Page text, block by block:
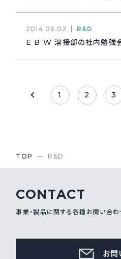
2014.06.02 R&D
E B W 溶接部の社内勉強
1 2 3
TOP R&D
CONTACT
事業・製品に関する各種お問い合
お問